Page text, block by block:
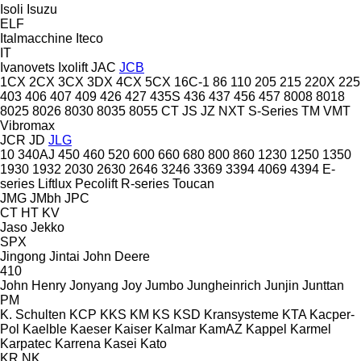
Isoli Isuzu
ELF
Italmacchine Iteco
IT
Ivanovets Ixolift JAC JCB
1CX 2CX 3CX 3DX 4CX 5CX 16C-1 86 110 205 215 220X 225
403 406 407 409 426 427 435S 436 437 456 457 8008 8018
8025 8026 8030 8035 8055 CT JS JZ NXT S-Series TM VMT
Vibromax
JCR JD JLG
10 340AJ 450 460 520 600 660 680 800 860 1230 1250 1350
1930 1932 2030 2630 2646 3246 3369 3394 4069 4394 E-
series Liftlux Pecolift R-series Toucan
JMG JMbh JPC
CT HT KV
Jaso Jekko
SPX
Jingong Jintai John Deere
410
John Henry Jonyang Joy Jumbo Jungheinrich Junjin Junttan
PM
K. Schulten KCP KKS KM KS KSD Kransysteme KTA Kacper-
Pol Kaelble Kaeser Kaiser Kalmar KamAZ Kappel Karmel
Karpatec Karrena Kasei Kato
KR NK